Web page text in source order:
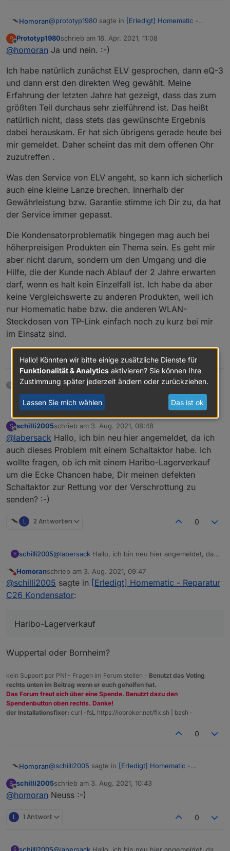
Homoran@prototyp1980 sagte in [Erledigt] Homematic -
Ich hatte auch mal direkt über Xing Bernd
Keine Reaktion. Meines Erachtens der falsche
Weg.
richtig!
Kontakt wegen Problemen über Xing ist der falsche
Weg
ich kenne Bernd Grohmann eigentlich als Menschen,
der gerade ein offenes Ohr für die Kunden hat.
auch der Service bei ELV ist eigentlich sehr kulant
und zuvorkommend, wie ich es sonst weniger
erlebe.
Was die Kondensatorproblematik angeht, steht aber
elv/eq3 ja nicht allein da. Viele sehr viel teurere
Geräte sterben wegen billiger Kondensatoren.
P
Offline
Prototyp1980schrieb am 18. Apr. 2021, 11:08
zuletzt editiert von
@homoran Ja und nein. :-)
Ich habe natürlich zunächst ELV gesprochen, dann eQ-3
und dann erst den direkten Weg gewählt. Meine
Erfahrung der letzten Jahre hat gezeigt, dass das zum
größten Teil durchaus sehr zielführend ist. Das heißt
natürlich nicht, dass stets das gewünschte Ergebnis
dabei herauskam. Er hat sich übrigens gerade heute bei
mir gemeldet. Daher scheint das mit dem offenen Ohr
zuzutreffen .
Was den Service von ELV angeht, so kann ich sicherlich
auch eine kleine Lanze brechen. Innerhalb der
Gewährleistung bzw. Garantie stimme ich Dir zu, da hat
der Service immer gepasst.
Die Kondensatorproblematik hingegen mag auch bei
höherpreisigen Produkten ein Thema sein. Es geht mir
aber nicht darum, sondern um den Umgang und die
Hilfe, die der Kunde nach Ablauf der 2 Jahre erwarten
darf, wenn es halt kein Einzelfall ist. Ich habe da aber
keine Vergleichswerte zu anderen Produkten, weil ich
nur Homematic habe bzw. die anderen WLAN-
Steckdosen von TP-Link einfach noch zu kurz bei mir
im Einsatz sind.
4 Monaten später
Labersack@prototyp1980
Tja, wieder Geräte vor der Verschrottung gerettet.
Bin stolz auf mich.
S
Offline
schilli2005schrieb am 3. Aug. 2021, 08:48
zuletzt editiert von
@labersack Hallo, ich bin neu hier angemeldet, da ich
auch dieses Problem mit einem Schaltaktor habe. Ich
wollte fragen, ob ich mit einem Haribo-Lagerverkauf
um die Ecke Chancen habe, Dir meinen defekten
Schaltaktor zur Rettung vor der Verschrottung zu
senden? :-)
L 2 Antworten 0
S schilli2005@labersack Hallo, ich bin neu hier angemeldet, da
habe. Ich wollte fragen, ob ich mit einem Haribo-
Lagerverkauf um die Ecke Chancen habe, Dir
meinen defekten Schaltaktor zur Rettung vor der
Nicht stören
Homoranschrieb am 3. Aug. 2021, 09:47
zuletzt editiert von
@schilli2005 sagte in [Erledigt] Homematic - Reparatur
C26 Kondensator:
Haribo-Lagerverkauf
Wuppertal oder Bornheim?
kein Support per PN! - Fragen im Forum stellen - Benutzt das Voting
rechts unten im Beitrag wenn er euch geholfen hat.
Das Forum freut sich über eine Spende. Benutzt dazu den
Spendenbutton oben rechts. Danke!
der Installationsfixer: curl -fsL https://iobroker.net/fix.sh | bash -
0
Homoran@schilli2005 sagte in [Erledigt] Homematic -
Haribo-Lagerverkauf
Wuppertal oder Bornheim?
S
Offline
schilli2005schrieb am 3. Aug. 2021, 10:43
zuletzt editiert von
@homoran Neuss :-)
L 1 Antwort 0
S
Hallo! Könnten wir bitte einige zusätzliche Dienste für
Funktionalität & Analytics aktivieren? Sie können Ihre
Zustimmung später jederzeit ändern oder zurückziehen.
Lassen Sie mich wählen Das ist ok